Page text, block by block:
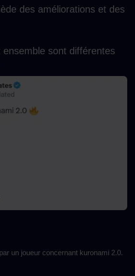
des améliorations et des
sont différentes
un joueur concernant kuronami 2.0.